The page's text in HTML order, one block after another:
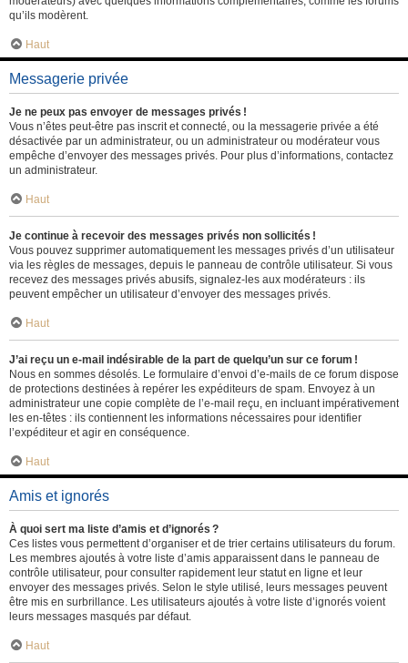
qu’ils modèrent.
Haut
Messagerie privée
Je ne peux pas envoyer de messages privés !
Vous n’êtes peut-être pas inscrit et connecté, ou la messagerie privée a été
désactivée par un administrateur, ou un administrateur ou modérateur vous
empêche d’envoyer des messages privés. Pour plus d’informations, contactez
un administrateur.
Haut
Je continue à recevoir des messages privés non sollicités !
Vous pouvez supprimer automatiquement les messages privés d’un utilisateur
via les règles de messages, depuis le panneau de contrôle utilisateur. Si vous
recevez des messages privés abusifs, signalez-les aux modérateurs : ils
peuvent empêcher un utilisateur d’envoyer des messages privés.
Haut
J’ai reçu un e-mail indésirable de la part de quelqu’un sur ce forum !
Nous en sommes désolés. Le formulaire d’envoi d’e-mails de ce forum dispose
de protections destinées à repérer les expéditeurs de spam. Envoyez à un
administrateur une copie complète de l’e-mail reçu, en incluant impérativement
les en-têtes : ils contiennent les informations nécessaires pour identifier
l’expéditeur et agir en conséquence.
Haut
Amis et ignorés
À quoi sert ma liste d’amis et d’ignorés ?
Ces listes vous permettent d’organiser et de trier certains utilisateurs du forum.
Les membres ajoutés à votre liste d’amis apparaissent dans le panneau de
contrôle utilisateur, pour consulter rapidement leur statut en ligne et leur
envoyer des messages privés. Selon le style utilisé, leurs messages peuvent
être mis en surbrillance. Les utilisateurs ajoutés à votre liste d’ignorés voient
leurs messages masqués par défaut.
Haut